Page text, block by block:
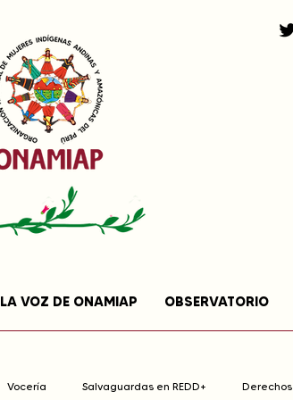
LA VOZ DE ONAMIAP OBSERVATORIO
Vocería Salvaguardas en REDD+ Derechos